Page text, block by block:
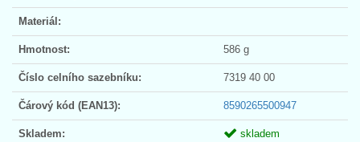
Materiál:
Hmotnost: 586 g
Číslo celního sazebníku: 7319 40 00
Čárový kód (EAN13): 8590265500947
Skladem: skladem